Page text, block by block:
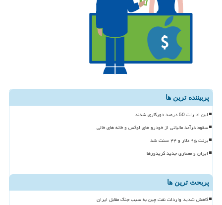
پربیننده ترین ها
این ادارات 50 درصد دورکاری شدند
سقوط درآمد مالیاتی از خودرو های لوکس و خانه های خالی
برنت ۹۵ دلار و ۴۴ سنت شد
ایران و معماری جدید کریدورها
پربحث ترین ها
کاهش شدید واردات نفت چین به سبب جنگ مقابل ایران